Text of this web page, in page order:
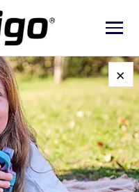
×
Bardak Termoslar Şık Termoslar